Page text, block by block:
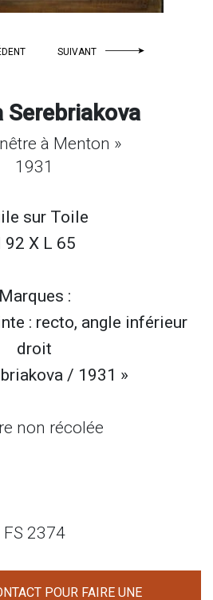
SUIVANT
Serebriakova
à Menton »
1931
sur Toile
92 X L 65
Marques :
: recto, angle inférieur
droit
/ 1931 »
non récolée
FS 2374
POUR FAIRE UNE